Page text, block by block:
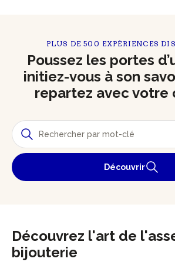
PLUS DE 500 EXPÉRIENCES
Poussez les portes
initiez-vous à son
repartez avec votre
Découvrir
Découvrez l'art de
bijouterie